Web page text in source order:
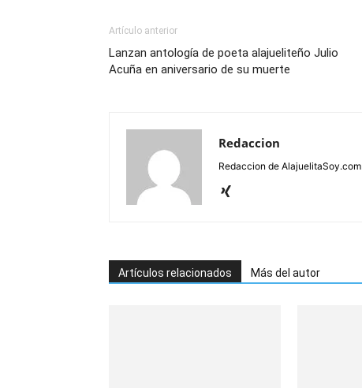
Artículo anterior
Lanzan antología de poeta alajueliteño Julio
Acuña en aniversario de su muerte
Redaccion
Redaccion de AlajuelitaSoy.com
Artículos relacionados Más del autor